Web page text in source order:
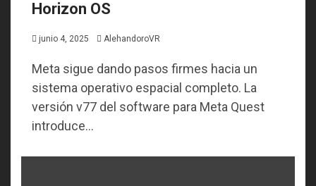
Horizon OS
junio 4, 2025 AlehandoroVR
Meta sigue dando pasos firmes hacia un
sistema operativo espacial completo. La
versión v77 del software para Meta Quest
introduce...